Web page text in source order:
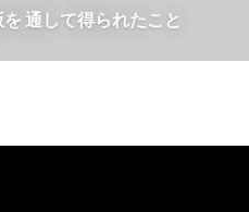
通して得られたこと